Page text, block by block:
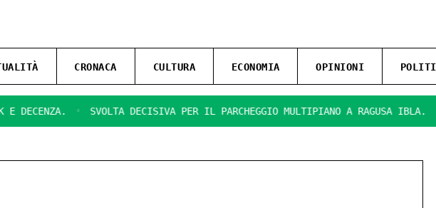
CRONACA CULTURA ECONOMIA OPINIONI
SVOLTA DECISIVA PER IL PARCHEGGIO MULTIPIANO A RAGUSA IBLA.